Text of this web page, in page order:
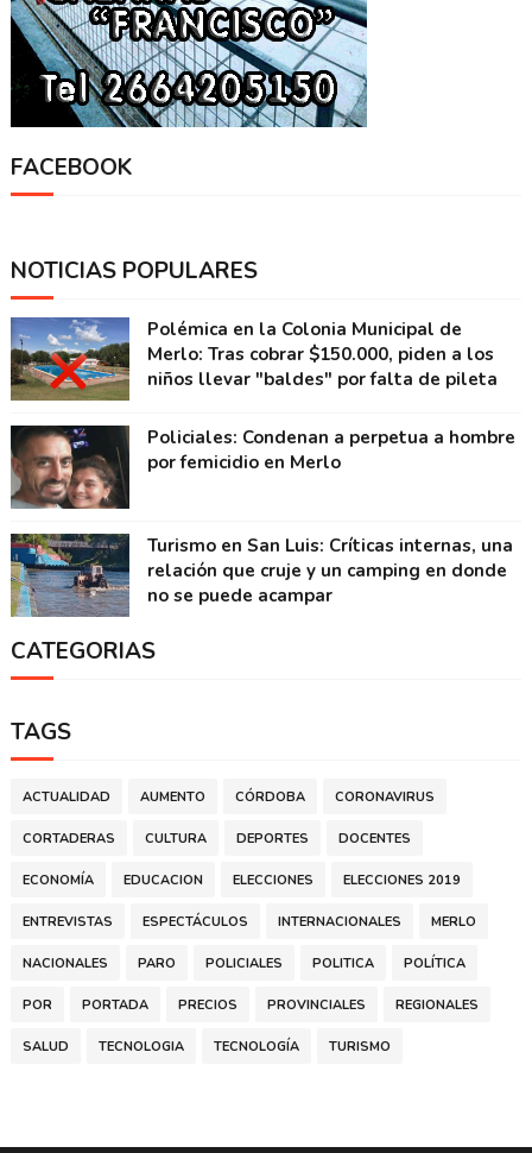
FACEBOOK
NOTICIAS POPULARES
Polémica en la Colonia Municipal de
Merlo: Tras cobrar $150.000, piden a los
niños llevar "baldes" por falta de pileta
Policiales: Condenan a perpetua a hombre
por femicidio en Merlo
Turismo en San Luis: Críticas internas, una
relación que cruje y un camping en donde
no se puede acampar
CATEGORIAS
TAGS
ACTUALIDAD AUMENTO CÓRDOBA CORONAVIRUS
CORTADERAS CULTURA DEPORTES DOCENTES
ECONOMÍA EDUCACION ELECCIONES ELECCIONES 2019
ENTREVISTAS ESPECTÁCULOS INTERNACIONALES MERLO
NACIONALES PARO POLICIALES POLITICA POLÍTICA
POR PORTADA PRECIOS PROVINCIALES REGIONALES
SALUD TECNOLOGIA TECNOLOGÍA TURISMO